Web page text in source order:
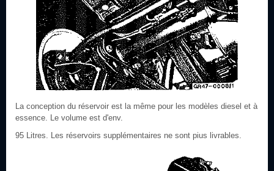
La conception du réservoir est la même pour les modèles diesel et à
essence. Le volume est d'env.
95 Litres. Les réservoirs supplémentaires ne sont pius livrables.